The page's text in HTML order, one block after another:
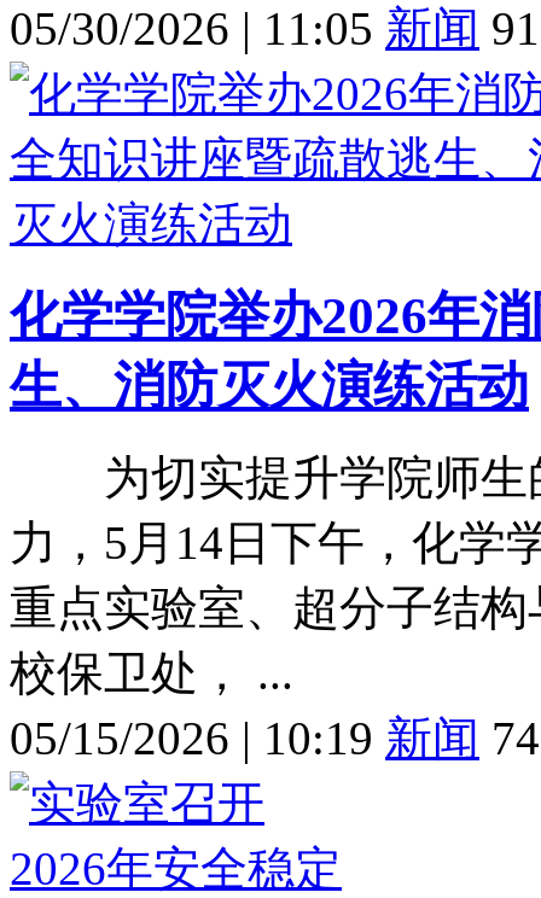
05/30/2026 | 11:05 新闻
化学学院举办2026年
生、消防灭火演练活动
为切实提升学院师生
力，5月14日下午，化学
重点实验室、超分子结
校保卫处， ...
05/15/2026 | 10:19 新闻